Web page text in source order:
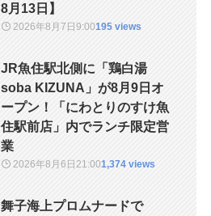
8月13日】
2026年8月7日9:00195 views
JR魚住駅北側に「鶏白湯
soba KIZUNA」が8月9日オ
ープン！「にわとりのすけ魚
住駅前店」内でランチ限定営
業
2026年8月6日21:001,374 views
舞子海上プロムナードで